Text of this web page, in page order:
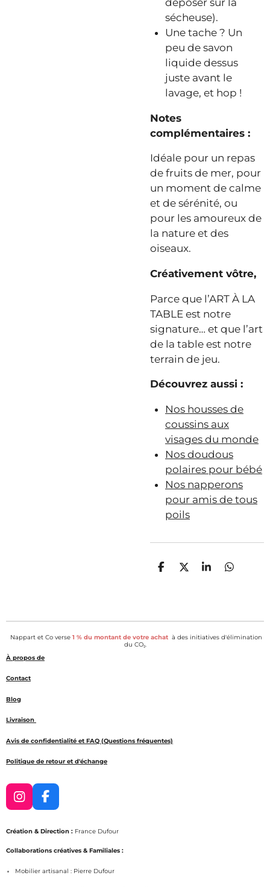
déposer sur la
sécheuse).
Une tache ? Un
peu de savon
liquide dessus
juste avant le
lavage, et hop !
Notes
complémentaires :
Idéale pour un repas
de fruits de mer, pour
un moment de calme
et de sérénité, ou
pour les amoureux de
la nature et des
oiseaux.
Créativement vôtre,
Parce que l’ART À LA
TABLE est notre
signature… et que l’art
de la table est notre
terrain de jeu.
Découvrez aussi :
Nos housses de
coussins aux
visages du monde
Nos doudous
polaires pour bébé
Nos napperons
pour amis de tous
poils
P
g
r
P
g
r
P
g
e
r
P
g
e
r
Nappart et Co verse 1 % du montant de votre achat à des initiatives d'élimination
du CO₂.
À propos de
Contact
Blog
Livraison
Avis de confidentialité et FAQ (Questions fréquentes)
Politique de retour et d'échange
I
n
s
a
r
F
a
c
b
o
Création & Direction : France Dufour
Collaborations créatives & Familiales :
Mobilier artisanal : Pierre Dufour